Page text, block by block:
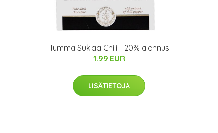
Tumma Suklaa Chili - 20% alennus
1.99 EUR
LISÄTIETOJA